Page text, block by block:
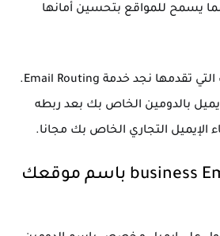
يسمح للمواقع بتحسين أمانها
ومن بين هذه الإضافات التي تقدمها نجد خدمة Email Routing.
بالدومين الخاص بك بعد ربطه
الإيميل التجاري الخاص بك مجانا.
كيفية إنشاء business Email باسم موقعك